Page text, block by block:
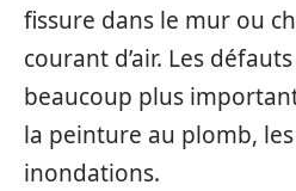
fissure dans le mur ou
courant d’air. Les
beaucoup plus
la peinture au plomb,
inondations.